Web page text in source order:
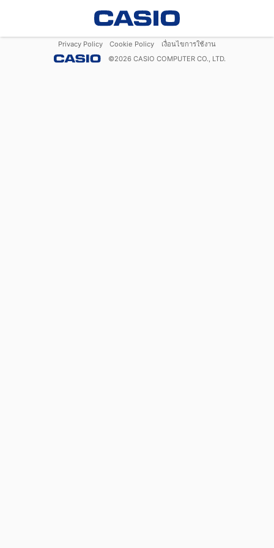
Privacy Policy Cookie Policy
เงื่อนไขการใช้งาน
©2026 CASIO COMPUTER CO., LTD.